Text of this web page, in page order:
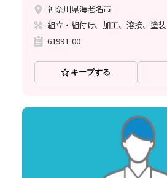
神奈川県海老名市
組立・組付け、加工、溶接、塗装
61991-00
キープする